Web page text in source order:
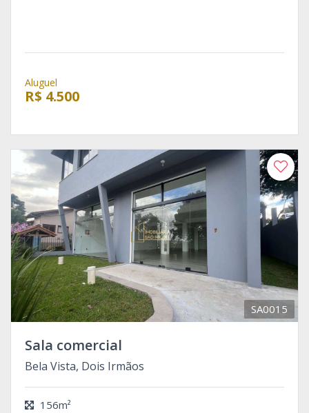
Aluguel
R$ 4.500
SA0015
Sala comercial
Bela Vista, Dois Irmãos
156m²